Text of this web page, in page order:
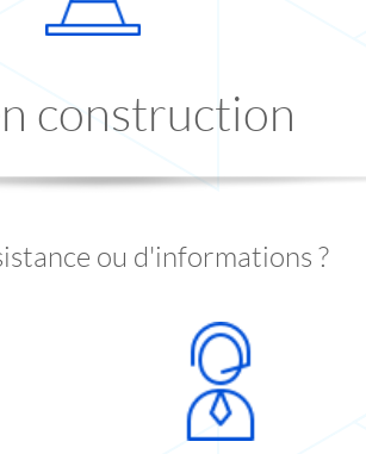
construction
ou d'informations ?